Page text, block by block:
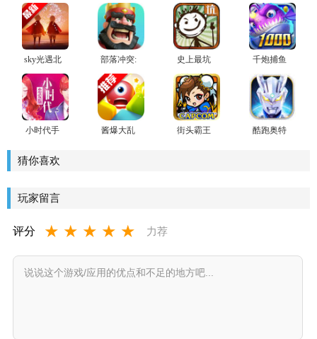
sky光遇北
觅全物品
解锁版
部落冲突:
皇室战争
国服安卓
版
史上最坑
爹的游戏
千炮捕鱼
大赛免费
下分版
小时代手
监制)官方
酱爆大乱
街头霸王
酷跑奥特
猜你喜欢
玩家留言
评分 ★ ★ ★ ★ ★ 力荐